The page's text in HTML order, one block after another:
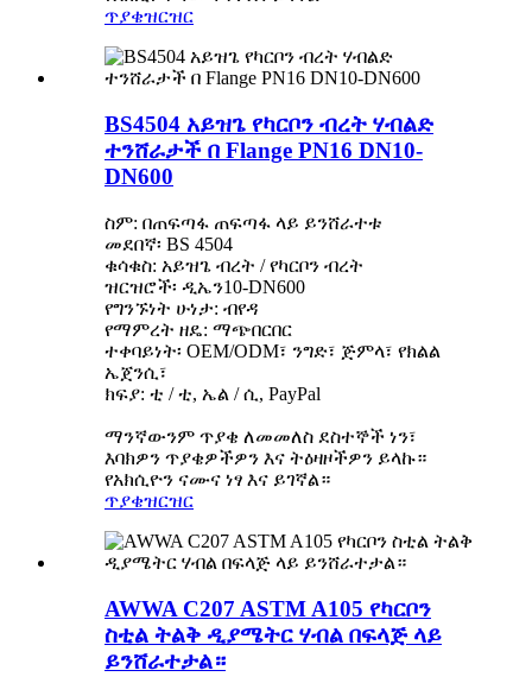
ጥያቄዝርዝር
BS4504 አይዝጌ የካርቦን ብረት ሃብልድ
ተንሸራታች በ Flange PN16 DN10-
DN600
ስም: በጠፍጣፋ ጠፍጣፋ ላይ ይንሸራተቱ
መደበኛ፡ BS 4504
ቁሳቁስ: አይዝጌ ብረት / የካርቦን ብረት
ዝርዝሮች፡ ዲኤን10-DN600
የግንኙነት ሁነታ: ብየዳ
የማምረት ዘዴ: ማጭበርበር
ተቀባይነት፡ OEM/ODM፣ ንግድ፣ ጅምላ፣ የክልል
ኤጀንሲ፣
ክፍያ: ቲ / ቲ, ኤል / ሲ, PayPal
ማንኛውንም ጥያቄ ለመመለስ ደስተኞች ነን፣
እባክዎን ጥያቄዎችዎን እና ትዕዛዞችዎን ይላኩ።
የአክሲዮን ናሙና ነፃ እና ይገኛል።
ጥያቄዝርዝር
AWWA C207 ASTM A105 የካርቦን
ስቲል ትልቅ ዲያሜትር ሃብል በፍላጅ ላይ
ይንሸራተታል።